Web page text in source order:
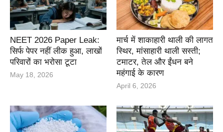
NEET 2026 Paper Leak:
सिर्फ पेपर नहीं लीक हुआ, लाखों
परिवारों का भरोसा टूटा
May 18, 2026
मार्च में शाकाहारी थाली की लागत
स्थिर, मांसाहारी थाली सस्ती;
टमाटर, तेल और ईंधन बने
महंगाई के कारण
April 6, 2026